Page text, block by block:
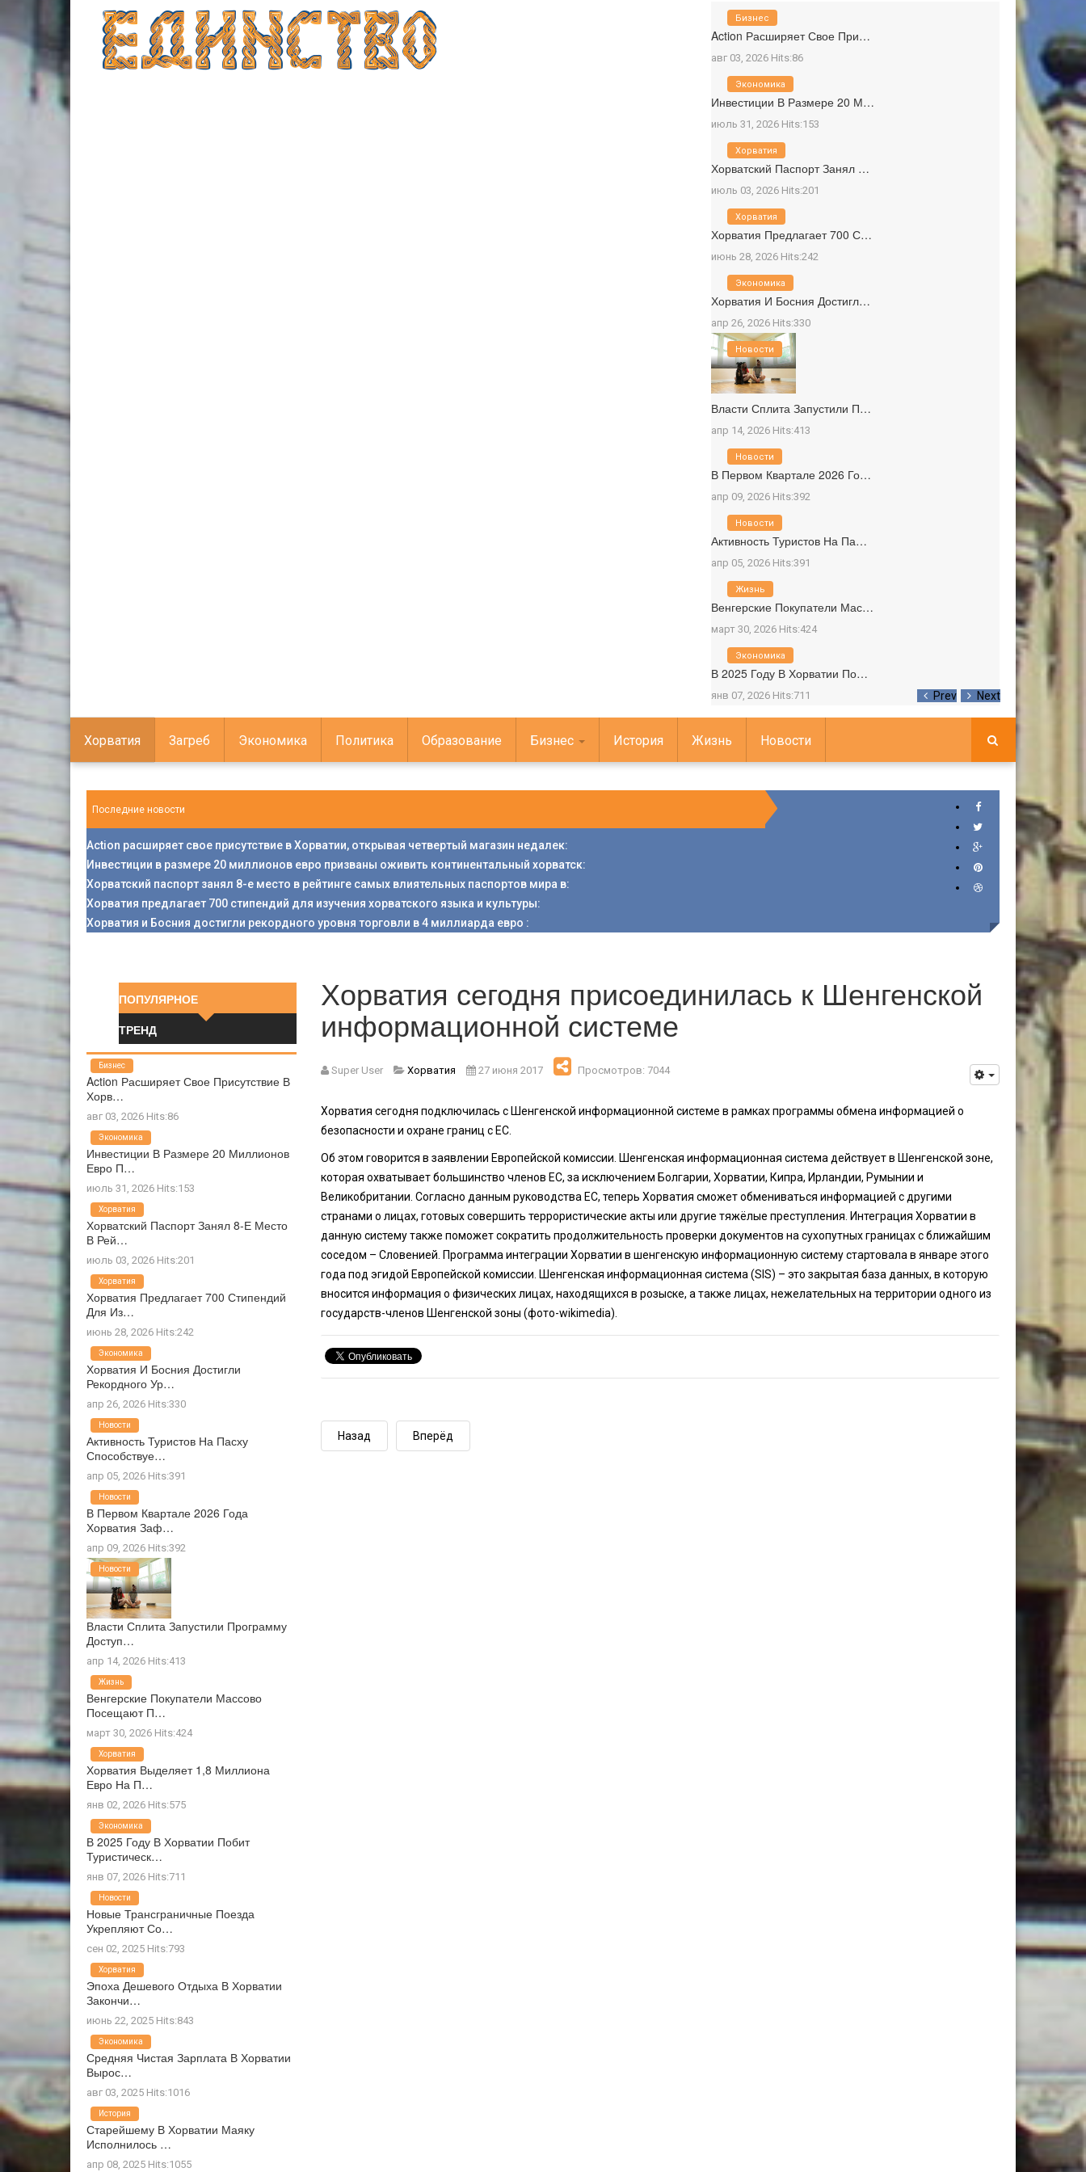
Prev Next
Action Расширяет Свое При…
авг 03, 2026 Hits:86
Бизнес
Инвестиции В Размере 20 М…
июль 31, 2026 Hits:153
Экономика
Хорватский Паспорт Занял …
июль 03, 2026 Hits:201
Хорватия
Хорватия Предлагает 700 С…
июнь 28, 2026 Hits:242
Хорватия
Хорватия И Босния Достигл…
апр 26, 2026 Hits:330
Экономика
Власти Сплита Запустили П…
апр 14, 2026 Hits:413
Новости
В Первом Квартале 2026 Го…
апр 09, 2026 Hits:392
Новости
Активность Туристов На Па…
апр 05, 2026 Hits:391
Новости
Венгерские Покупатели Мас…
март 30, 2026 Hits:424
Жизнь
В 2025 Году В Хорватии По…
янв 07, 2026 Hits:711
Экономика
Хорватия Загреб Экономика Политика Образование Бизнес История Жизнь Новости
Последние новости
Action расширяет свое присутствие в Хорватии, открывая четвертый магазин недалек:
Инвестиции в размере 20 миллионов евро призваны оживить континентальный хорватск:
Хорватский паспорт занял 8-е место в рейтинге самых влиятельных паспортов мира в:
Хорватия предлагает 700 стипендий для изучения хорватского языка и культуры:
Хорватия и Босния достигли рекордного уровня торговли в 4 миллиарда евро :
Хорватия сегодня присоединилась к Шенгенской
информационной системе
Super User Хорватия 27 июня 2017 Просмотров: 7044
Хорватия сегодня подключилась с Шенгенской информационной системе в рамках программы обмена информацией о
безопасности и охране границ с ЕС.
Об этом говорится в заявлении Европейской комиссии. Шенгенская информационная система действует в Шенгенской зоне,
которая охватывает большинство членов ЕС, за исключением Болгарии, Хорватии, Кипра, Ирландии, Румынии и
Великобритании. Согласно данным руководства ЕС, теперь Хорватия сможет обмениваться информацией с другими
странами о лицах, готовых совершить террористические акты или другие тяжёлые преступления. Интеграция Хорватии в
данную систему также поможет сократить продолжительность проверки документов на сухопутных границах с ближайшим
соседом – Словенией. Программа интеграции Хорватии в шенгенскую информационную систему стартовала в январе этого
года под эгидой Европейской комиссии. Шенгенская информационная система (SIS) – это закрытая база данных, в которую
вносится информация о физических лицах, находящихся в розыске, а также лицах, нежелательных на территории одного из
государств-членов Шенгенской зоны (фото-wikimedia).
Назад Вперёд
ПОПУЛЯРНОЕ
ТРЕНД
Action Расширяет Свое Присутствие В
Хорв…
авг 03, 2026 Hits:86
Бизнес
Инвестиции В Размере 20 Миллионов
Евро П…
июль 31, 2026 Hits:153
Экономика
Хорватский Паспорт Занял 8-Е Место
В Рей…
июль 03, 2026 Hits:201
Хорватия
Хорватия Предлагает 700 Стипендий
Для Из…
июнь 28, 2026 Hits:242
Хорватия
Хорватия И Босния Достигли
Рекордного Ур…
апр 26, 2026 Hits:330
Экономика
Активность Туристов На Пасху
Способствуе…
апр 05, 2026 Hits:391
Новости
В Первом Квартале 2026 Года
Хорватия Заф…
апр 09, 2026 Hits:392
Новости
Власти Сплита Запустили Программу
Доступ…
апр 14, 2026 Hits:413
Новости
Венгерские Покупатели Массово
Посещают П…
март 30, 2026 Hits:424
Жизнь
Хорватия Выделяет 1,8 Миллиона
Евро На П…
янв 02, 2026 Hits:575
Хорватия
В 2025 Году В Хорватии Побит
Туристическ…
янв 07, 2026 Hits:711
Экономика
Новые Трансграничные Поезда
Укрепляют Со…
сен 02, 2025 Hits:793
Новости
Эпоха Дешевого Отдыха В Хорватии
Закончи…
июнь 22, 2025 Hits:843
Хорватия
Средняя Чистая Зарплата В Хорватии
Вырос…
авг 03, 2025 Hits:1016
Экономика
Старейшему В Хорватии Маяку
Исполнилось …
апр 08, 2025 Hits:1055
История